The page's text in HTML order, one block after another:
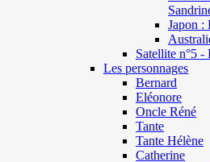
Japon :
Satellite n°5 -
Les personnages
Bernard
Eléonore
Oncle Réné
Tante
Tante Hélène
Catherine